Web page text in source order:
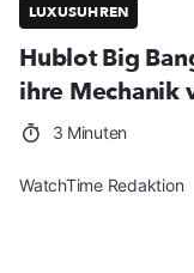
LUXUSUHREN
Hublot Big
ihre Mechanik
3 Minuten
WatchTime Redaktion